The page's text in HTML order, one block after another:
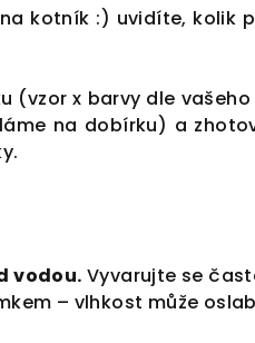
kotník :) uvidíte, kolik
(vzor x barvy dle
na dobírku) a
vodou. Vyvarujte se
– vlhkost může